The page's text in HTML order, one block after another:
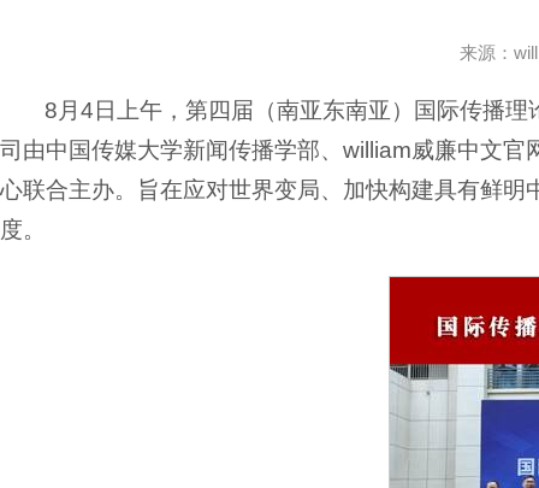
来源：
8月4日上午，第四届（南亚东南亚）国际传播
司由中国传媒大学新闻传播学部、william威廉中文
心联合主办。旨在应对世界变局、加快构建具有鲜
度。